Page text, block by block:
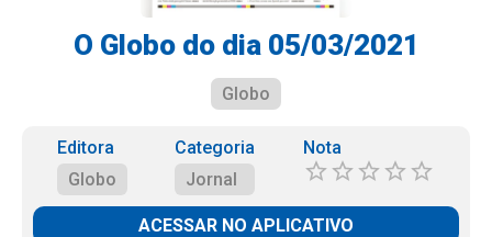
O Globo do dia 05/03/2021
Globo
Editora
Globo
Categoria
Jornal
Nota
ACESSAR NO APLICATIVO